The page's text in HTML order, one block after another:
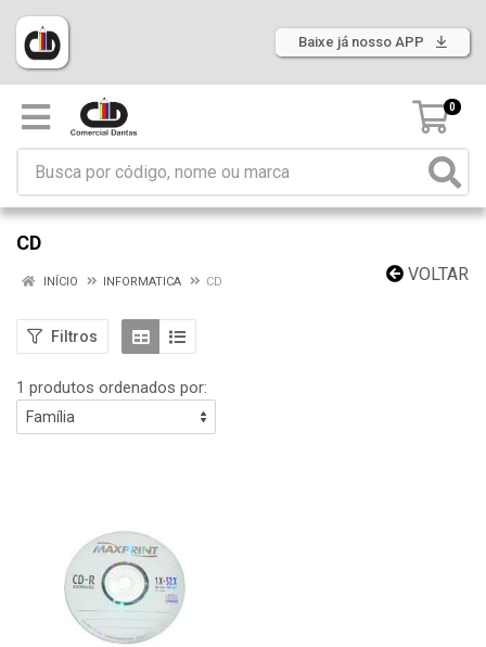
Baixe já nosso APP
0
CD
VOLTAR
INÍCIO INFORMATICA CD
Filtros
1 produtos ordenados por: